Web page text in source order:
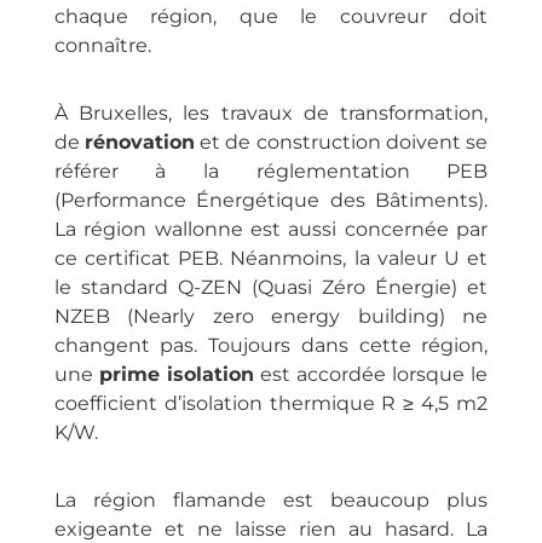
chaque région, que le couvreur doit
connaître.
À Bruxelles, les travaux de transformation,
de rénovation et de construction doivent se
référer à la réglementation PEB
(Performance Énergétique des Bâtiments).
La région wallonne est aussi concernée par
ce certificat PEB. Néanmoins, la valeur U et
le standard Q-ZEN (Quasi Zéro Énergie) et
NZEB (Nearly zero energy building) ne
changent pas. Toujours dans cette région,
une prime isolation est accordée lorsque le
coefficient d’isolation thermique R ≥ 4,5 m2
K/W.
La région flamande est beaucoup plus
exigeante et ne laisse rien au hasard. La